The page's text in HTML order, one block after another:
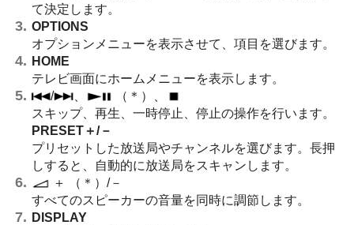
て決定します。
OPTIONS
オプションメニューを表示させて、項目を選びます。
HOME
テレビ画面にホームメニューを表示します。
/
、
（＊）、
スキップ、再生、一時停止、停止の操作を行います。
PRESET ＋/－
プリセットした放送局やチャンネルを選びます。長押
しすると、自動的に放送局をスキャンします。
＋
（＊）/－
すべてのスピーカーの音量を同時に調節します。
DISPLAY